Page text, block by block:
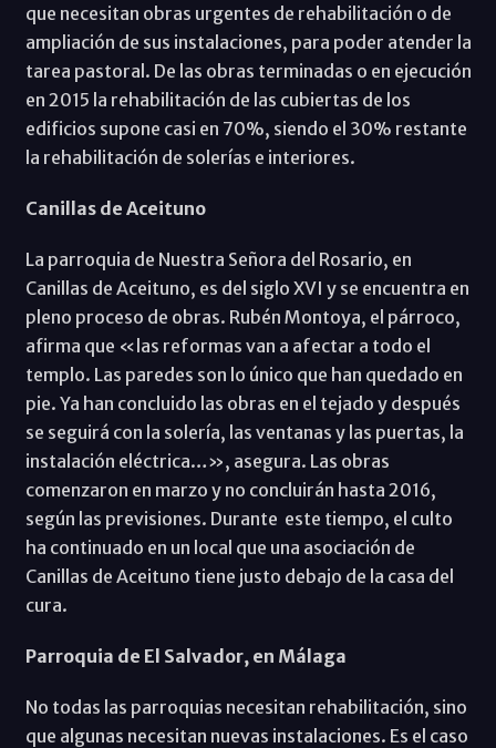
que necesitan obras urgentes de rehabilitación o de
ampliación de sus instalaciones, para poder atender la
tarea pastoral. De las obras terminadas o en ejecución
en 2015 la rehabilitación de las cubiertas de los
edificios supone casi en 70%, siendo el 30% restante
la rehabilitación de solerías e interiores.
Canillas de Aceituno
La parroquia de Nuestra Señora del Rosario, en
Canillas de Aceituno, es del siglo XVI y se encuentra en
pleno proceso de obras. Rubén Montoya, el párroco,
afirma que «las reformas van a afectar a todo el
templo. Las paredes son lo único que han quedado en
pie. Ya han concluido las obras en el tejado y después
se seguirá con la solería, las ventanas y las puertas, la
instalación eléctrica…», asegura. Las obras
comenzaron en marzo y no concluirán hasta 2016,
según las previsiones. Durante este tiempo, el culto
ha continuado en un local que una asociación de
Canillas de Aceituno tiene justo debajo de la casa del
cura.
Parroquia de El Salvador, en Málaga
No todas las parroquias necesitan rehabilitación, sino
que algunas necesitan nuevas instalaciones. Es el caso